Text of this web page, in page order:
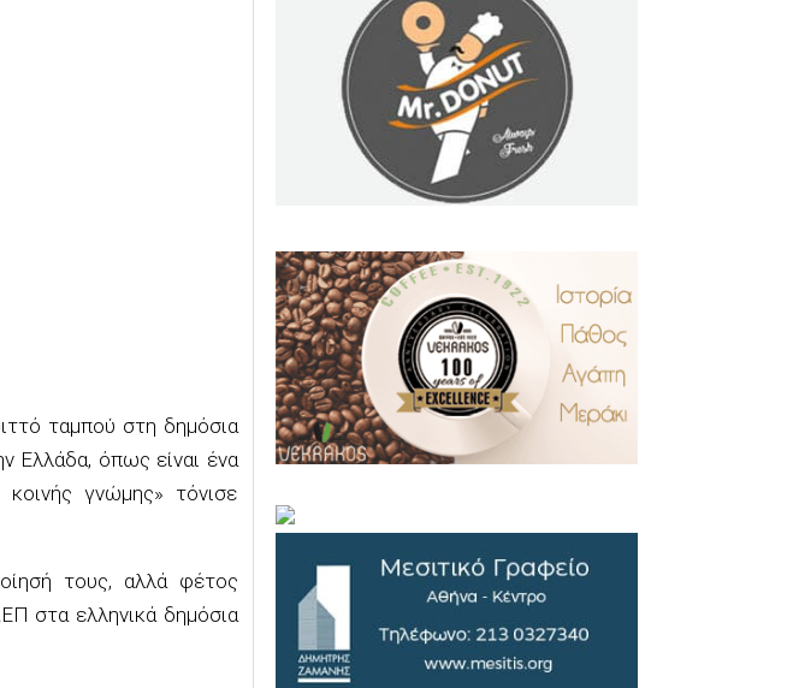
ταμπού στη δημόσια
Ελλάδα, όπως είναι ένα
γνώμης» τόνισε
τους, αλλά φέτος
στα ελληνικά δημόσια